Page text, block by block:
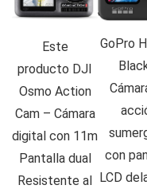
Este
producto DJI
Osmo Action
Cam – Cámara
digital con 11m
Pantalla dual
Resistente al
GoPro
con
LCD